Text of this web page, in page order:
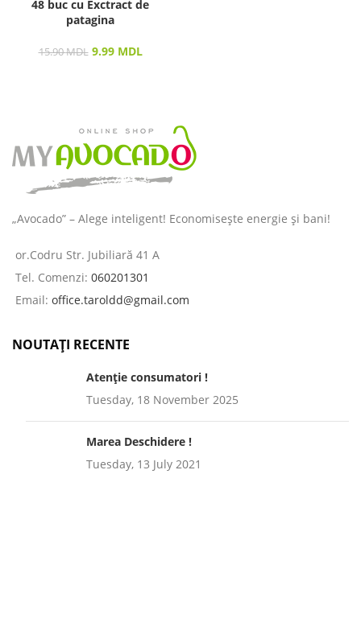
48 buc cu Exctract de
patagina
15.90MDL 9.99 MDL
„Avocado” – Alege inteligent! Economisește energie și bani!
or.Codru Str. Jubiliară 41 A
Tel. Comenzi: 060201301
Email: office.taroldd@gmail.com
NOUTAȚI RECENTE
Atenție consumatori !
Tuesday, 18 November 2025
Marea Deschidere !
Tuesday, 13 July 2021